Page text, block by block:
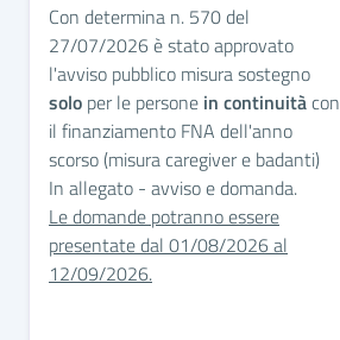
Con determina n. 570 del
27/07/2026 è stato approvato
l'avviso pubblico misura sostegno
solo per le persone in continuità con
il finanziamento FNA dell'anno
scorso (misura caregiver e badanti)
In allegato - avviso e domanda.
Le domande potranno essere
presentate dal 01/08/2026 al
12/09/2026.